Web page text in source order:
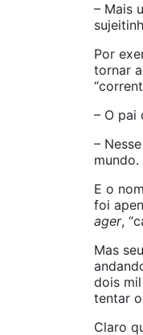
– Mais
Por
tornar
– O pai
–
mundo.
E o
foi
ager,
Mas
dois
tentar
Claro